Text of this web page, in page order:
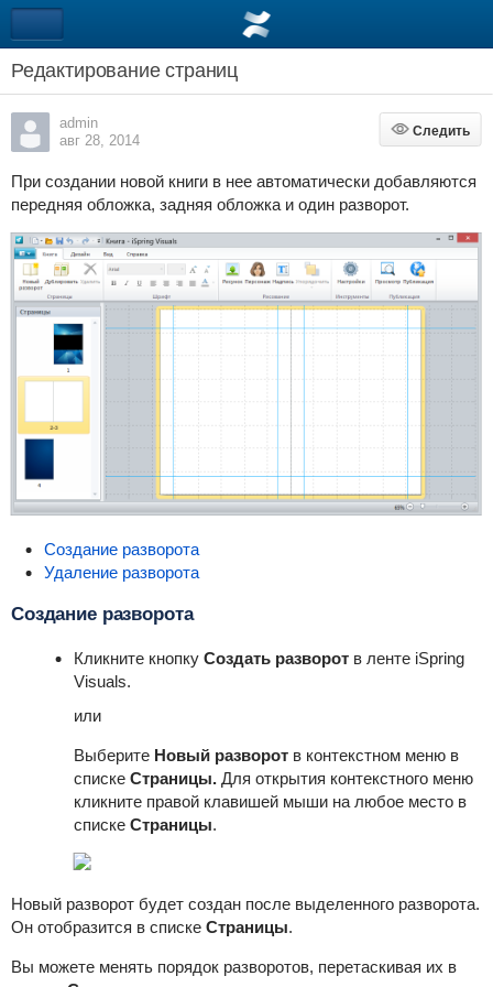
Редактирование страниц
admin
авг 28, 2014
Следить
Следить
При создании новой книги в нее автоматически добавляются
передняя обложка, задняя обложка и один разворот.
Создание разворота
Удаление разворота
Создание разворота
Кликните кнопку Создать разворотв ленте iSpring
Visuals.
или
Выберите Новый разворотв контекстном меню в
списке Страницы.Для открытия контекстного меню
кликните правой клавишей мыши на любое место в
списке Страницы.
Новый разворот будет создан после выделенного разворота.
Он отобразится в списке Страницы.
Вы можете менять порядок разворотов, перетаскивая их в